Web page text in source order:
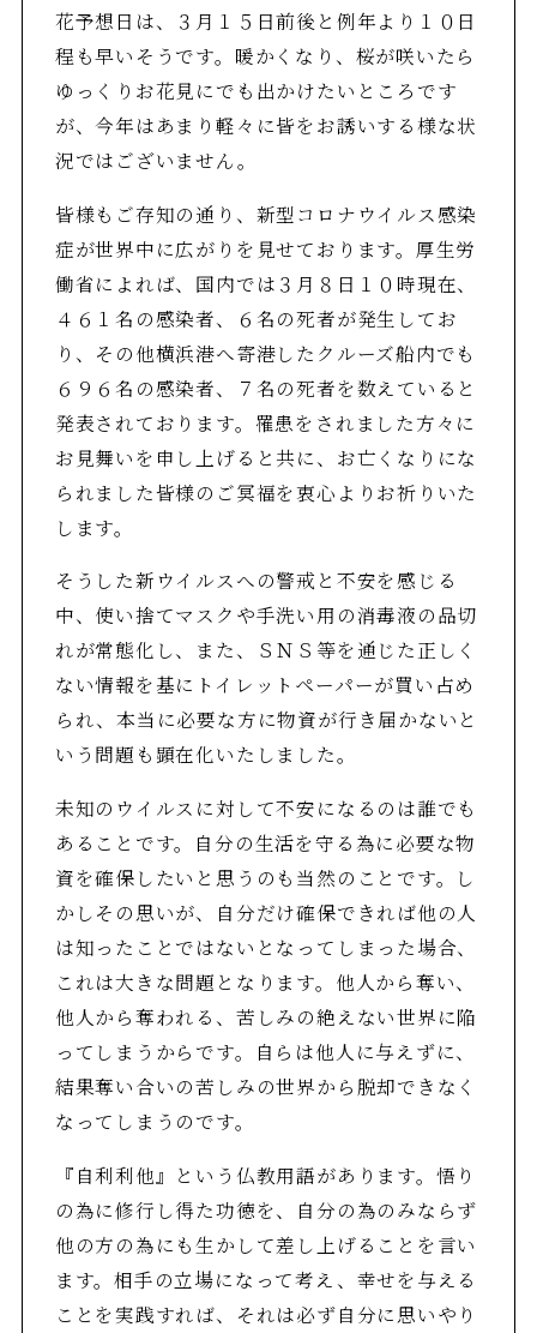
花予想日は、３月１５日前後と例年より１０日
程も早いそうです。暖かくなり、桜が咲いたら
ゆっくりお花見にでも出かけたいところです
が、今年はあまり軽々に皆をお誘いする様な状
況ではございません。
皆様もご存知の通り、新型コロナウイルス感染
症が世界中に広がりを見せております。厚生労
働省によれば、国内では３月８日１０時現在、
４６１名の感染者、６名の死者が発生してお
り、その他横浜港へ寄港したクルーズ船内でも
６９６名の感染者、７名の死者を数えていると
発表されております。罹患をされました方々に
お見舞いを申し上げると共に、お亡くなりにな
られました皆様のご冥福を衷心よりお祈りいた
します。
そうした新ウイルスへの警戒と不安を感じる
中、使い捨てマスクや手洗い用の消毒液の品切
れが常態化し、また、ＳＮＳ等を通じた正しく
ない情報を基にトイレットペーパーが買い占め
られ、本当に必要な方に物資が行き届かないと
いう問題も顕在化いたしました。
未知のウイルスに対して不安になるのは誰でも
あることです。自分の生活を守る為に必要な物
資を確保したいと思うのも当然のことです。し
かしその思いが、自分だけ確保できれば他の人
は知ったことではないとなってしまった場合、
これは大きな問題となります。他人から奪い、
他人から奪われる、苦しみの絶えない世界に陥
ってしまうからです。自らは他人に与えずに、
結果奪い合いの苦しみの世界から脱却できなく
なってしまうのです。
『自利利他』という仏教用語があります。悟り
の為に修行し得た功徳を、自分の為のみならず
他の方の為にも生かして差し上げることを言い
ます。相手の立場になって考え、幸せを与える
ことを実践すれば、それは必ず自分に思いやり